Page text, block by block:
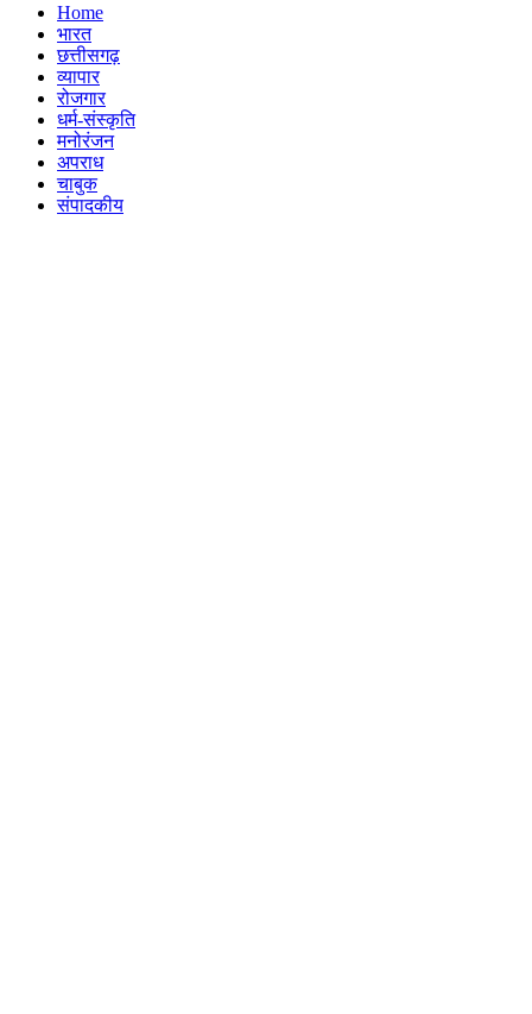
Menu
Home
भारत
छत्तीसगढ़
व्यापार
रोजगार
धर्म-संस्कृति
मनोरंजन
अपराध
चाबुक
संपादकीय